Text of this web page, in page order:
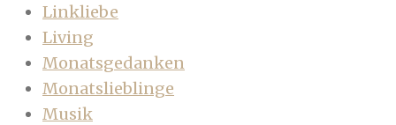
Linkliebe
Living
Monatsgedanken
Monatslieblinge
Musik